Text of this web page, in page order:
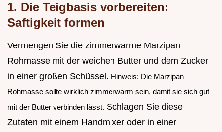
1. Die Teigbasis vorbereiten:
Saftigkeit formen
Vermengen Sie die zimmerwarme Marzipan
Rohmasse mit der weichen Butter und dem Zucker
in einer großen Schüssel. Hinweis: Die Marzipan
Rohmasse sollte wirklich zimmerwarm sein, damit sie sich gut
mit der Butter verbinden lässt. Schlagen Sie diese
Zutaten mit einem Handmixer oder in einer